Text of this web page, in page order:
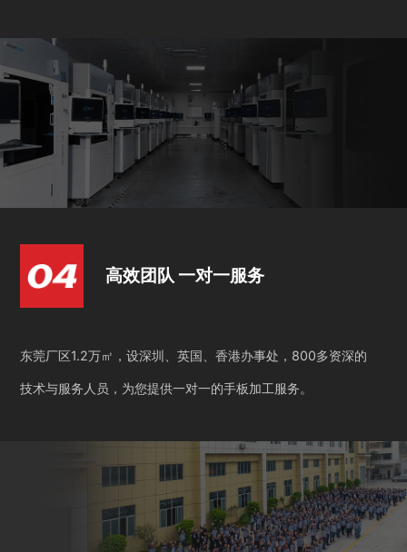
高效团队 一对一服务
东莞厂区1.2万㎡，设深圳、英国、香港办事处，800多资深的
技术与服务人员，为您提供一对一的手板加工服务。